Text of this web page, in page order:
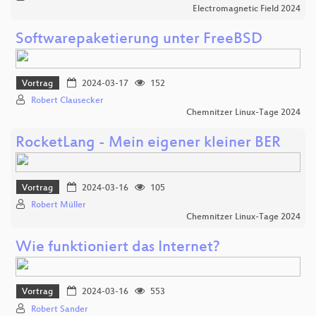
Electromagnetic Field 2024
Softwarepaketierung unter FreeBSD
Vortrag 2024-03-17
152
Robert Clausecker
Chemnitzer Linux-Tage 2024
RocketLang - Mein eigener kleiner BER
Vortrag 2024-03-16
105
Robert Müller
Chemnitzer Linux-Tage 2024
Wie funktioniert das Internet?
Vortrag 2024-03-16
553
Robert Sander